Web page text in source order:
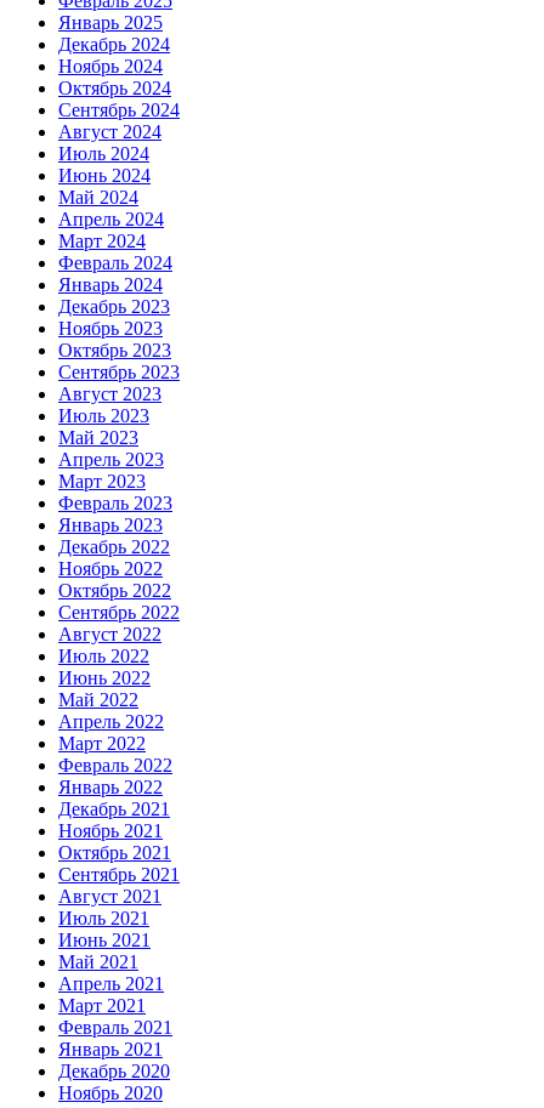
Январь 2025
Декабрь 2024
Ноябрь 2024
Октябрь 2024
Сентябрь 2024
Август 2024
Июль 2024
Июнь 2024
Май 2024
Апрель 2024
Март 2024
Февраль 2024
Январь 2024
Декабрь 2023
Ноябрь 2023
Октябрь 2023
Сентябрь 2023
Август 2023
Июль 2023
Май 2023
Апрель 2023
Март 2023
Февраль 2023
Январь 2023
Декабрь 2022
Ноябрь 2022
Октябрь 2022
Сентябрь 2022
Август 2022
Июль 2022
Июнь 2022
Май 2022
Апрель 2022
Март 2022
Февраль 2022
Январь 2022
Декабрь 2021
Ноябрь 2021
Октябрь 2021
Сентябрь 2021
Август 2021
Июль 2021
Июнь 2021
Май 2021
Апрель 2021
Март 2021
Февраль 2021
Январь 2021
Декабрь 2020
Ноябрь 2020